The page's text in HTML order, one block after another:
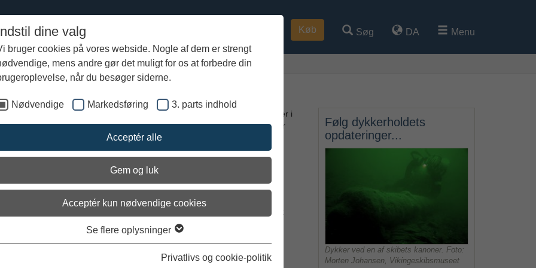
dine valg
bruger cookies på vores webside. Nogle af dem er strengt
mens andre gør det muligt for os at forbedre din
når du besøger siderne.
Nødvendige Markedsføring 3. parts indhold
Acceptér alle
Gem og luk
Acceptér kun nødvendige cookies
Se flere oplysninger
Privatlivs og cookie-politik
Køb Søg DA Menu
i Femern Bælt 2012 Præsentation af holdet Marinarkæologerne
Vikingeskibsmuseets hidtid største marinarkæologiske undersøgelse, der i
vil tilbringe mange timer på 24 meters dybde. Alle marinarkæologerne er
der gennem de seneste år har gennemgået
før undersøgelserne i Femern Bælt.
Jørgen Dencker
Projektleder på den danske del af undersøgelsen.
Marinarkæolog og erhvervsdykker, Vikingeskibsmuseet
Følg dykkerholdets
opdateringer...
Dykker ved en af skibets kanoner. Foto:
Morten Johansen, Vikingeskibsmuseet